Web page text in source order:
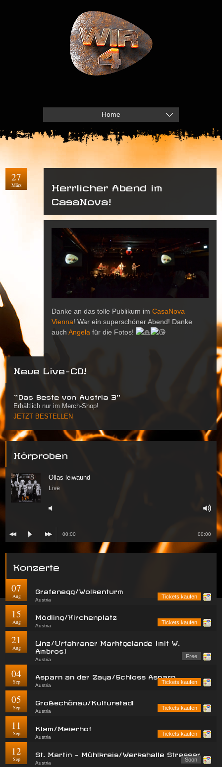
Home
27
März
Herrlicher Abend im
CasaNova!
Danke an das tolle Publikum im CasaNova
Vienna! War ein superschöner Abend! Danke
auch Angela für die Fotos!
Neue Live-CD!
"Das Beste von Austria 3"
Erhältlich nur im Merch-Shop!
JETZT BESTELLEN
Hörproben
Ollas leiwaund
Live
00:00 00:00
Konzerte
07
Aug
Grafenegg/Wolkenturm
Austria
Tickets kaufen
15
Aug
Mödling/Kirchenplatz
Austria
Tickets kaufen
21
Aug
Linz/Urfahraner Marktgelände (mit W.
Ambros)
Austria
Free
04
Sep
Asparn an der Zaya/Schloss Asparn
Austria
Tickets kaufen
05
Sep
Großschönau/Kulturstadl
Austria
Tickets kaufen
11
Sep
Klam/Meierhof
Austria
Tickets kaufen
12
Sep
St. Martin - Mühlkreis/Werkshalle Strasser
Austria
Soon